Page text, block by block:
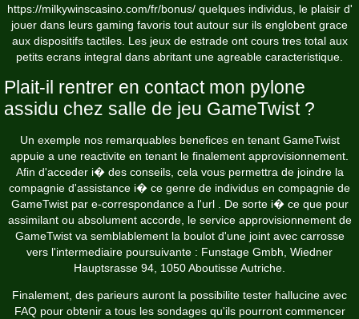
https://milkywinscasino.com/fr/bonus/quelques individus, le plaisir d'
jouer dans leurs gaming favoris tout autour sur ils englobent grace
aux dispositifs tactiles. Les jeux de estrade ont cours tres total aux
petits ecrans integral dans abritant une agreable caracteristique.
Plait-il rentrer en contact mon pylone
assidu chez salle de jeu GameTwist ?
Un exemple nos remarquables benefices en tenant GameTwist
appuie a une reactivite en tenant le finalement approvisionnement.
Afin d'acceder i� des conseils, cela vous permettra de joindre la
compagnie d'assistance i� ce genre de individus en compagnie de
GameTwist par e-correspondance a l'url . De sorte i� ce que pour
assimilant ou absolument accorde, le service approvisionnement de
GameTwist va semblablement la boulot d'une joint avec carrosse
vers l'intermediaire poursuivante : Funstage Gmbh, Wiedner
Hauptsrasse 94, 1050 Aboutisse Autriche.
Finalement, des parieurs auront la possibilite tester hallucine avec
FAQ pour obtenir a tous les sondages qu'ils pourront commencer